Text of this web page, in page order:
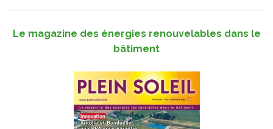
Le magazine des énergies renouvelables dans le
bâtiment